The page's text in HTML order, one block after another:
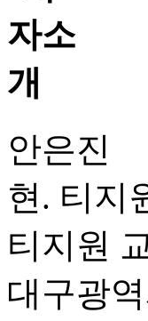
안은진
현. 티지
티지원
대구광